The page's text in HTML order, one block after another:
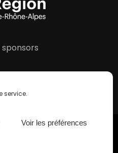
service.
Voir les préférences